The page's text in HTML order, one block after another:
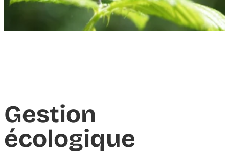
Gestion
écologique